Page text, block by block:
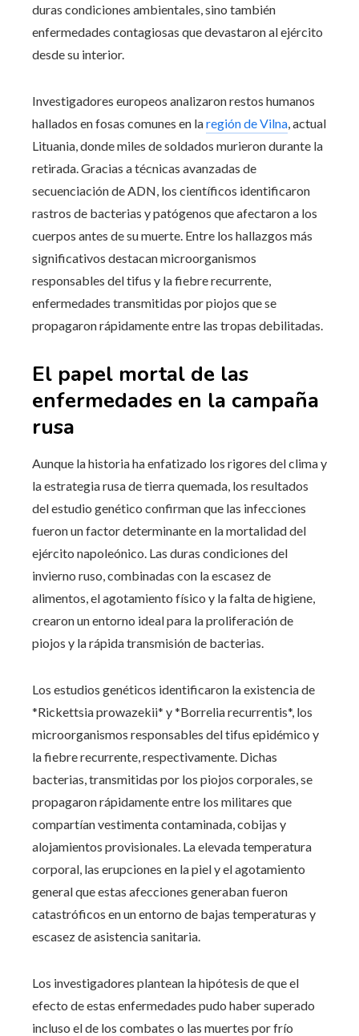
duras condiciones ambientales, sino también
enfermedades contagiosas que devastaron al ejército
desde su interior.
Investigadores europeos analizaron restos humanos
hallados en fosas comunes en laregión de Vilna, actual
Lituania, donde miles de soldados murieron durante la
retirada. Gracias a técnicas avanzadas de
secuenciación de ADN, los científicos identificaron
rastros de bacterias y patógenos que afectaron a los
cuerpos antes de su muerte. Entre los hallazgos más
significativos destacan microorganismos
responsables del tifus y la fiebre recurrente,
enfermedades transmitidas por piojos que se
propagaron rápidamente entre las tropas debilitadas.
El papel mortal de las
enfermedades en la campaña
rusa
Aunque la historia ha enfatizado los rigores del clima y
la estrategia rusa de tierra quemada, los resultados
del estudio genético confirman que las infecciones
fueron un factor determinante en la mortalidad del
ejército napoleónico. Las duras condiciones del
invierno ruso, combinadas con la escasez de
alimentos, el agotamiento físico y la falta de higiene,
crearon un entorno ideal para la proliferación de
piojos y la rápida transmisión de bacterias.
Los estudios genéticos identificaron la existencia de
*Rickettsia prowazekii* y *Borrelia recurrentis*, los
microorganismos responsables del tifus epidémico y
la fiebre recurrente, respectivamente. Dichas
bacterias, transmitidas por los piojos corporales, se
propagaron rápidamente entre los militares que
compartían vestimenta contaminada, cobijas y
alojamientos provisionales. La elevada temperatura
corporal, las erupciones en la piel y el agotamiento
general que estas afecciones generaban fueron
catastróficos en un entorno de bajas temperaturas y
escasez de asistencia sanitaria.
Los investigadores plantean la hipótesis de que el
efecto de estas enfermedades pudo haber superado
incluso el de los combates o las muertes por frío